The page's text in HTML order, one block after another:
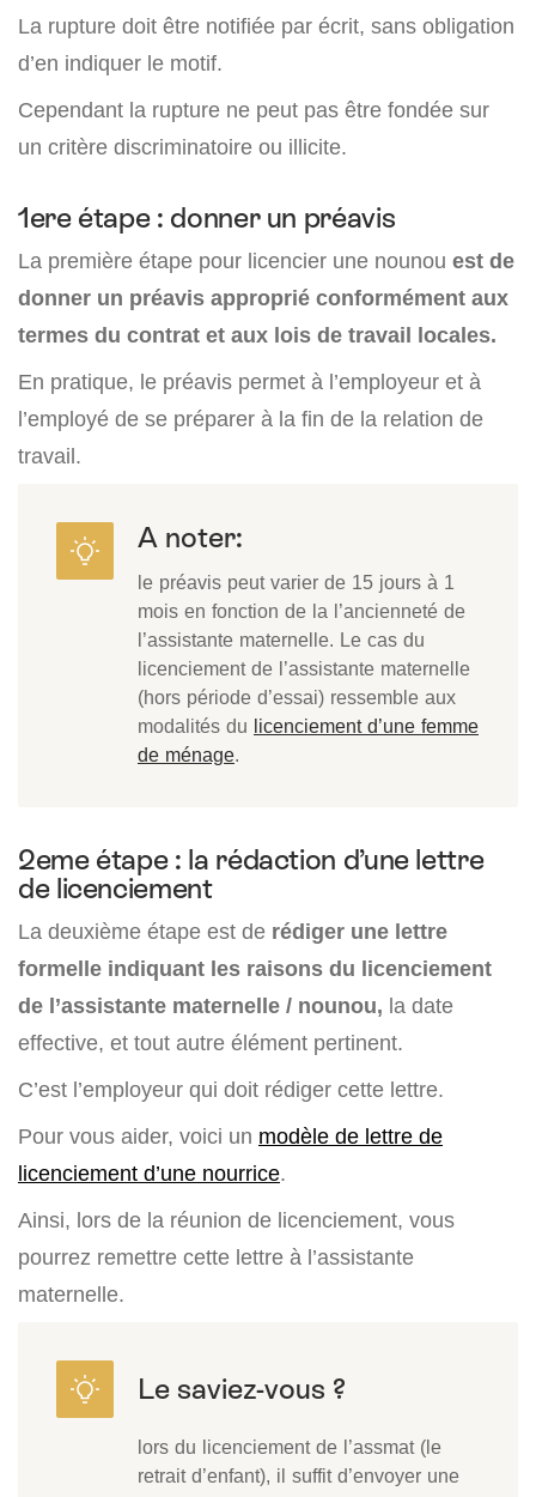
La rupture doit être notifiée par écrit, sans obligation
d’en indiquer le motif.
Cependant la rupture ne peut pas être fondée sur
un critère discriminatoire ou illicite.
1ere étape : donner un préavis
La première étape pour licencier une nounou est de
donner un préavis approprié conformément aux
termes du contrat et aux lois de travail locales.
En pratique, le préavis permet à l’employeur et à
l’employé de se préparer à la fin de la relation de
travail.
A noter:
le préavis peut varier de 15 jours à 1
mois en fonction de la l’ancienneté de
l’assistante maternelle. Le cas du
licenciement de l’assistante maternelle
(hors période d’essai) ressemble aux
modalités du licenciement d’une femme
de ménage.
2eme étape : la rédaction d’une lettre
de licenciement
La deuxième étape est de rédiger une lettre
formelle indiquant les raisons du licenciement
de l’assistante maternelle / nounou, la date
effective, et tout autre élément pertinent.
C’est l’employeur qui doit rédiger cette lettre.
Pour vous aider, voici un modèle de lettre de
licenciement d’une nourrice.
Ainsi, lors de la réunion de licenciement, vous
pourrez remettre cette lettre à l’assistante
maternelle.
lors du licenciement de l’assmat (le
retrait d’enfant), il suffit d’envoyer une